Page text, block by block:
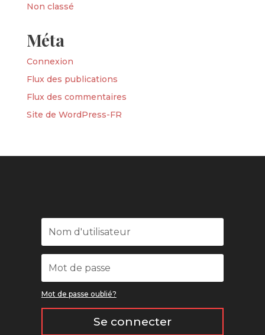
Non classé
Méta
Connexion
Flux des publications
Flux des commentaires
Site de WordPress-FR
Mot de passe oublié?
Se connecter